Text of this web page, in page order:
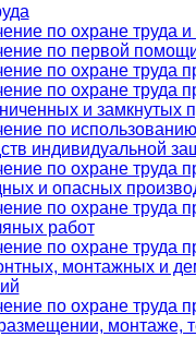
по охране труда
по первой
по охране труда
по охране труда
и замкнутых
по
индивидуальной
по охране труда
и опасных
по охране труда
работ
по охране труда
монтажных и
по охране труда
монтаже,